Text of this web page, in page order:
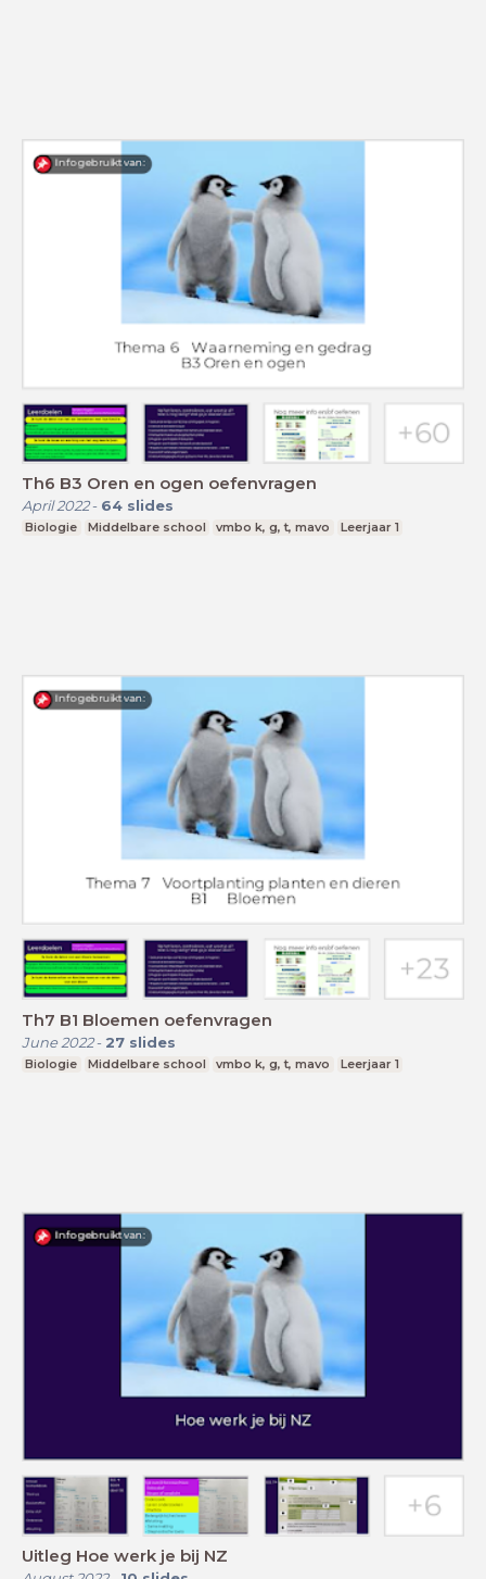
Th6 B3 Oren en ogen oefenvragen
April 2022- 64 slides
Biologie Middelbare school vmbo k, g, t, mavo Leerjaar 1
Th7 B1 Bloemen oefenvragen
June 2022- 27 slides
Biologie Middelbare school vmbo k, g, t, mavo Leerjaar 1
Uitleg Hoe werk je bij NZ